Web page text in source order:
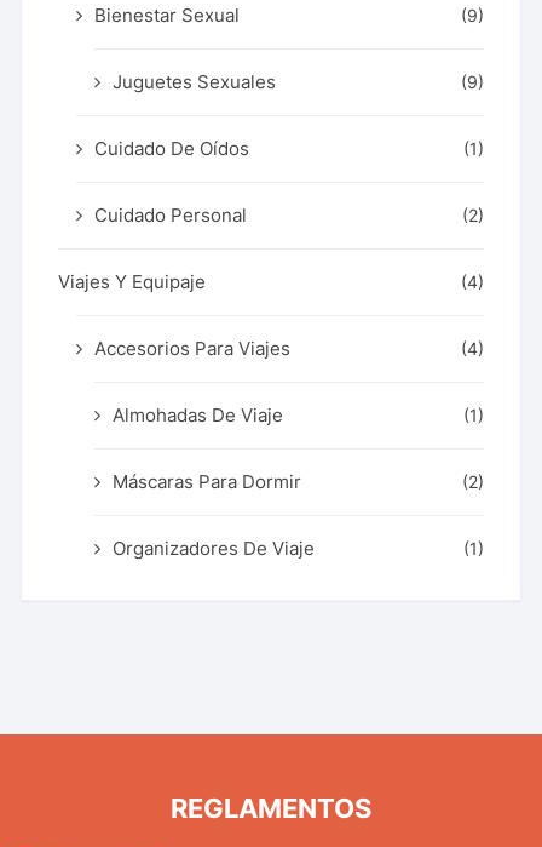
Bienestar Sexual (9)
Juguetes Sexuales (9)
Cuidado De Oídos (1)
Cuidado Personal (2)
Viajes Y Equipaje (4)
Accesorios Para Viajes (4)
Almohadas De Viaje (1)
Máscaras Para Dormir (2)
Organizadores De Viaje (1)
REGLAMENTOS